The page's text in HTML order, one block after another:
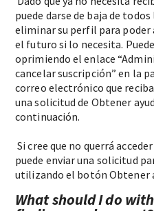
puede darse de baja de
eliminar su perfil para poder
el futuro si lo necesita.
oprimiendo el enlace
cancelar suscripción” en la
correo electrónico que
una solicitud de Obtener
continuación.
Si cree que no querrá
puede enviar una solicitud
utilizando el botón Obtener
What should I do